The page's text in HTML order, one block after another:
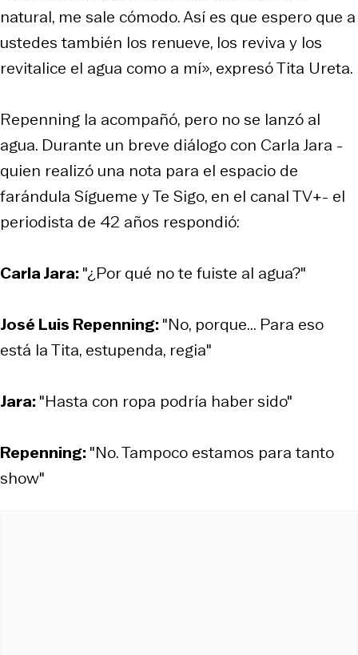
natural, me sale cómodo. Así es que espero que a
ustedes también los renueve, los reviva y los
revitalice el agua como a mí», expresó Tita Ureta.
Repenning la acompañó, pero no se lanzó al
agua. Durante un breve diálogo con Carla Jara -
quien realizó una nota para el espacio de
farándula Sígueme y Te Sigo, en el canal TV+- el
periodista de 42 años respondió:
Carla Jara:"¿Por qué no te fuiste al agua?"
José Luis Repenning:"No, porque... Para eso
está la Tita, estupenda, regia"
Jara:"Hasta con ropa podría haber sido"
Repenning:"No. Tampoco estamos para tanto
show"